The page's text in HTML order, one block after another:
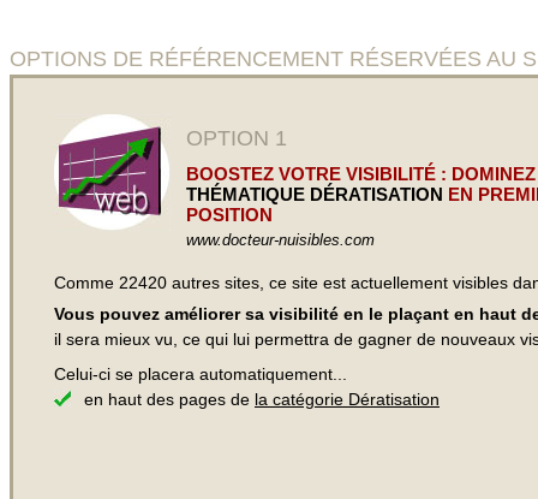
OPTIONS DE RÉFÉRENCEMENT RÉSERVÉES AU
OPTION 1
BOOSTEZ VOTRE VISIBILITÉ :
THÉMATIQUE DÉRATISATION EN
POSITION
www.docteur-nuisibles.com
Comme 22420 autres sites, ce site est actuellement visibles
Vous pouvez améliorer sa visibilité en le plaçant en haut
il sera mieux vu, ce qui lui permettra de gagner de nouveaux
Celui-ci se placera automatiquement...
en haut des pages de la catégorie Dératisation